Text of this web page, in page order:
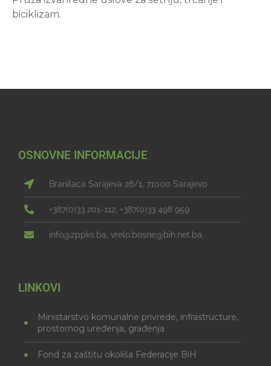
biciklizam.
OSNOVNE INFORMACIJE
Branilaca Sarajeva 28/1, 71000 Sarajevo
+387(0)33 201-112, +387(0)33 498 959
info@zppks.ba, vrelo.bosne@bih.net.ba.
LINKOVI
Ministarstvo komunalne privrede, infrastructure,
prostornog uređenja, građenja
Fond za zaštitu okoliša Federacije BiH